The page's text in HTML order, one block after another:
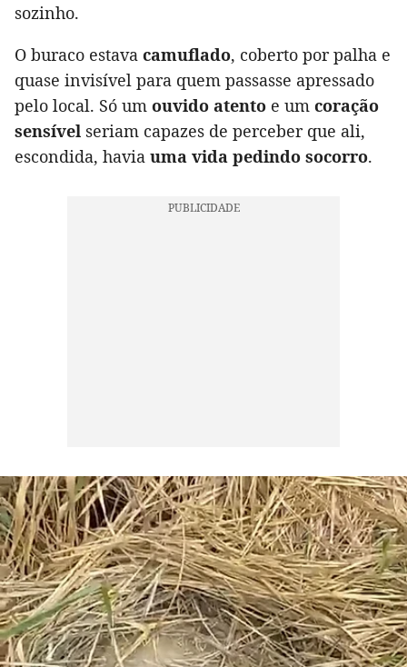
sozinho.
O buraco estava camuflado, coberto por palha e
quase invisível para quem passasse apressado
pelo local. Só um ouvido atento e um coração
sensível seriam capazes de perceber que ali,
escondida, havia uma vida pedindo socorro.